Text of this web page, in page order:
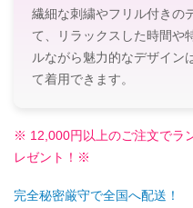
繊細な刺繍やフリル付きの
て、リラックスした時間や
ルながら魅力的なデザイン
て着用できます。
※ 12,000円以上のご注文でラ
レゼント！※
完全秘密厳守で全国へ配送！